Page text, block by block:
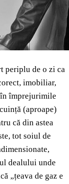
periplu de o zi ca
imobiliar,
în împrejurimile
(aproape)
că din astea
tot soiul de
dealului unde
„țeava de gaz e